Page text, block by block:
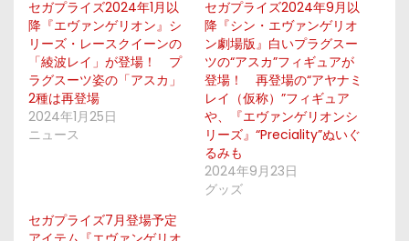
セガプライズ2024年1月以
降『エヴァンゲリオン』シ
リーズ・レースクイーンの
「綾波レイ」が登場！ プ
ラグスーツ姿の「アスカ」
2種は再登場
2024年1月25日
ニュース
セガプライズ2024年9月以
降『シン・エヴァンゲリオ
ン劇場版』白いプラグスー
ツの“アスカ”フィギュアが
登場！ 再登場の“アヤナミ
レイ（仮称）”フィギュア
や、『エヴァンゲリオンシ
リーズ』“Preciality”ぬいぐ
るみも
2024年9月23日
グッズ
セガプライズ7月登場予定